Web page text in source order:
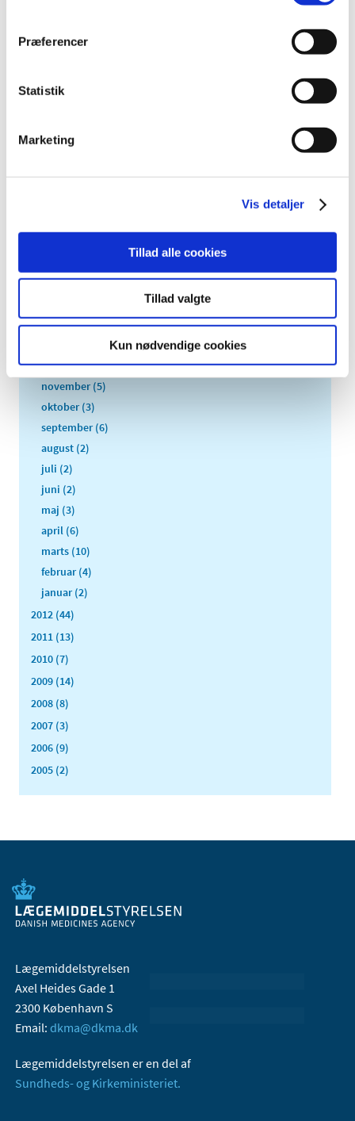
Præferencer
Statistik
Marketing
Vis detaljer
Tillad alle cookies
Tillad valgte
Kun nødvendige cookies
TID
2022 (197)
2018 (150)
2016 (167)
2014 (44)
december (4)
november (5)
oktober (3)
september (6)
august (2)
juli (2)
juni (2)
maj (3)
april (6)
marts (10)
februar (4)
januar (2)
2012 (44)
2011 (13)
2010 (7)
2009 (14)
2008 (8)
2007 (3)
2006 (9)
2005 (2)
Lægemiddelstyrelsen
Axel Heides Gade 1
2300 København S
Email: dkma@dkma.dk
Lægemiddelstyrelsen er en del af
Sundheds- og Kirkeministeriet.